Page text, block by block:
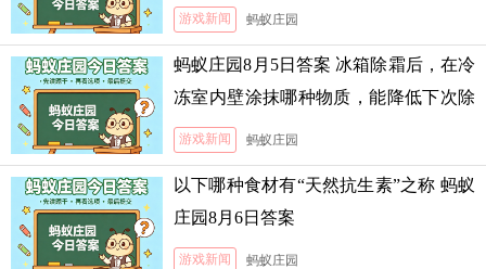
游戏新闻 蚂蚁庄园
蚂蚁庄园8月5日答案 冰箱除霜后，在冷
冻室内壁涂抹哪种物质，能降低下次除
霜的难度
游戏新闻 蚂蚁庄园
以下哪种食材有“天然抗生素”之称 蚂蚁
庄园8月6日答案
游戏新闻 蚂蚁庄园